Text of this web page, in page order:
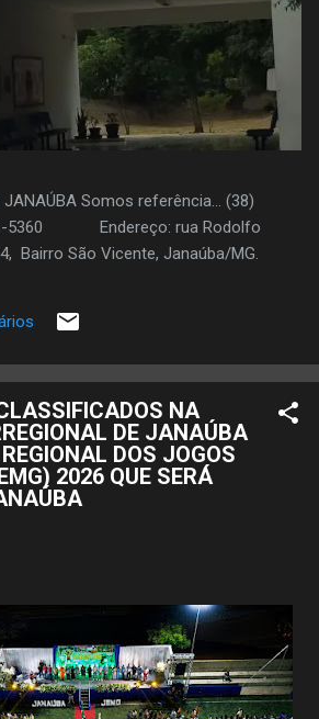
JANAÚBA Somos referência... (38)
5360 Endereço: rua Rodolfo
Bairro São Vicente, Janaúba/MG.
NA
DE JANAÚBA
DOS JOGOS
2026 QUE SERÁ